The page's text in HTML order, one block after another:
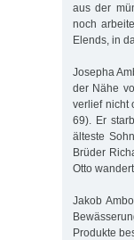
aus der
noch
Elends, in
Josepha
der Nähe
verlief nicht
69). Er
älteste
Brüder
Otto
Jakob
Produkte